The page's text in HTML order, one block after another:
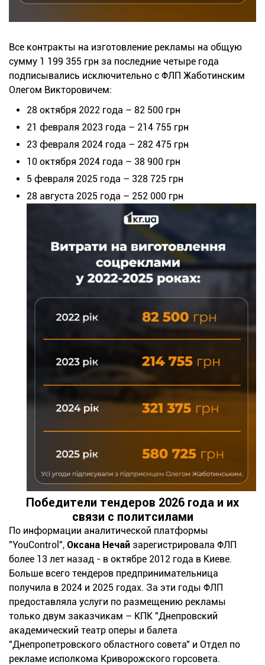
Все контракты на изготовление рекламы на общую
сумму 1 199 355 грн за последние четыре года
подписывались исключительно с ФЛП Жаботинским
Олегом Викторовичем:
28 октября 2022 года – 82 500 грн
21 февраля 2023 года – 214 755 грн
23 февраля 2024 года – 282 475 грн
10 октября 2024 года – 38 900 грн
5 февраля 2025 года – 328 725 грн
28 августа 2025 года – 252 000 грн
Победители тендеров 2026 года и их
связи с политсилами
По информации аналитической платформы
"YouControl", Оксана Нечай зарегистрировала ФЛП
более 13 лет назад - в октябре 2012 года в Киеве.
Больше всего тендеров предпринимательница
получила в 2024 и 2025 годах. За эти годы ФЛП
предоставляла услуги по размещению рекламы
только двум заказчикам – КПК "Днепровский
академический театр оперы и балета
"Днепропетровского областного совета" и Отдел по
рекламе исполкома Криворожского горсовета.